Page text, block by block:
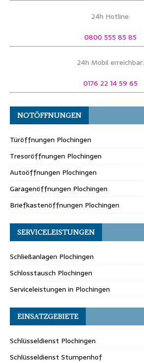
24h Hotline:
0800 555 85 85
24h Mobil erreichbar:
0176 22 14 59 65
NOTÖFFNUNGEN
Türöffnungen Plochingen
Tresoröffnungen Plochingen
Autoöffnungen Plochingen
Garagenöffnungen Plochingen
Briefkastenöffnungen Plochingen
SERVICELEISTUNGEN
Schließanlagen Plochingen
Schlosstausch Plochingen
Serviceleistungen in Plochingen
EINSATZGEBIETE
Schlüsseldienst Plochingen
Schlüsseldienst Stumpenhof